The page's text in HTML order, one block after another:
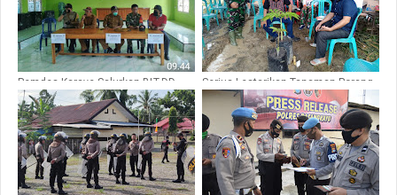
Pemdes Karave Salurkan BLT-DD
Tahap IV, Ini Rinciannya
Serius Lestarikan Tanaman Porang,
Begini Langkah Dandim 1427/Pky